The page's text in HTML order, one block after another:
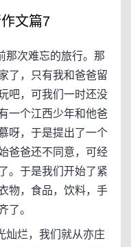
文篇7
次难忘的旅行。那
了，只有我和爸爸留
吧，可我们一时还没
一个江西少年和他爸
呀，于是提出了一个
爸爸还不同意，可经
。于是我们开始了紧
物，食品，饮料，手
了。
烂，我们就从亦庄